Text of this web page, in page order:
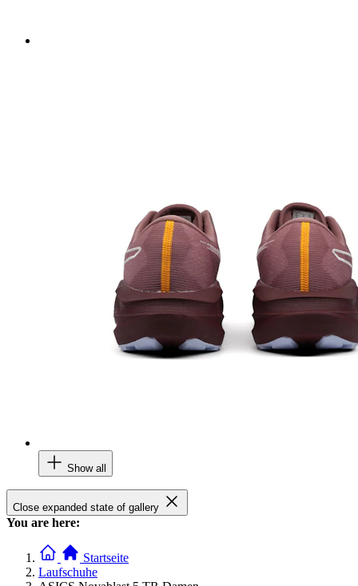
Show all
Close expanded state of gallery
You are here:
Startseite
Laufschuhe